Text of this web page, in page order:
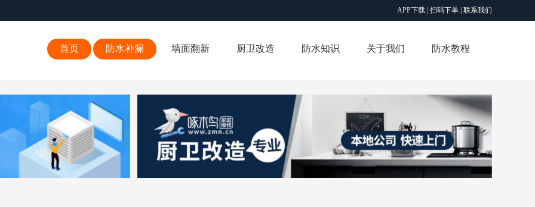
APP下载 | 扫码下单 | 联系我们
首页 防水补漏 墙面翻新 厨卫改造 防水知识 关于我们 防水教程